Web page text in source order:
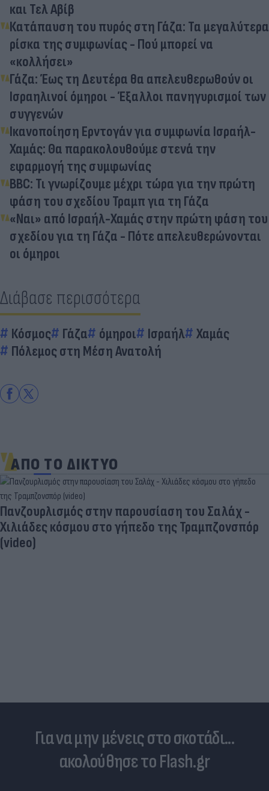
και Τελ Αβίβ
Κατάπαυση του πυρός στη Γάζα: Τα μεγαλύτερα
ρίσκα της συμφωνίας - Πού μπορεί να
«κολλήσει»
Γάζα: Έως τη Δευτέρα θα απελευθερωθούν οι
Ισραηλινοί όμηροι - Έξαλλοι πανηγυρισμοί των
συγγενών
Ικανοποίηση Ερντογάν για συμφωνία Ισραήλ-
Χαμάς: Θα παρακολουθούμε στενά την
εφαρμογή της συμφωνίας
BBC: Τι γνωρίζουμε μέχρι τώρα για την πρώτη
φάση του σχεδίου Τραμπ για τη Γάζα
«Ναι» από Ισραήλ-Χαμάς στην πρώτη φάση του
σχεδίου για τη Γάζα - Πότε απελευθερώνονται
οι όμηροι
Διάβασε περισσότερα
Κόσμος Γάζα όμηροι Ισραήλ
Χαμάς
Πόλεμος στη Μέση Ανατολή
ΑΠΟ ΤΟ ΔΙΚΤΥΟ
Πανζουρλισμός στην παρουσίαση του Σαλάχ -
Χιλιάδες κόσμου στο γήπεδο της Τραμπζονσπόρ
(video)
Για να μην μένεις στο σκοτάδι...
ακολούθησε το Flash.gr